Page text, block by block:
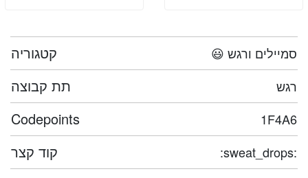
קטגוריה 😃 סמיילים ורגש
תת קבוצה רגש
Codepoints 1F4A6
קוד קצר :sweat_drops: